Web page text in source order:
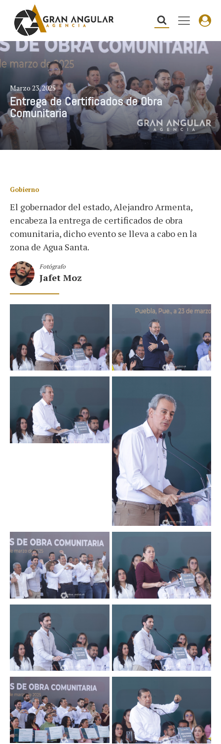
Marzo 23, 2025
Entrega de Certificados de Obra
Comunitaria
Gobierno
El gobernador del estado, Alejandro Armenta,
encabeza la entrega de certificados de obra
comunitaria, dicho evento se lleva a cabo en la
zona de Agua Santa.
Fotógrafo
Jafet Moz